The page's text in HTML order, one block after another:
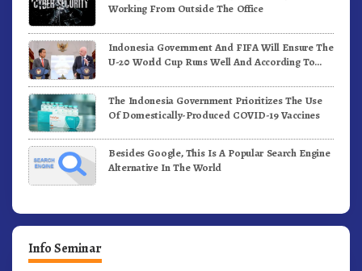
Working From Outside The Office
Indonesia Government And FIFA Will Ensure The
U-20 World Cup Runs Well And According To
The Indonesia Government Prioritizes The Use
Of Domestically-Produced COVID-19 Vaccines
Besides Google, This Is A Popular Search Engine
Alternative In The World
Info Seminar